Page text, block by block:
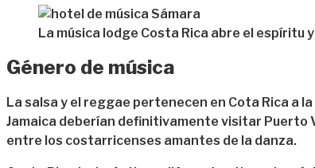
La música lodge Costa Rica abre el espíritu
Género de música
La salsa y el reggae pertenecen en Cota Rica a
Jamaica deberían definitivamente visitar Puerto
entre los costarricenses amantes de la danza.